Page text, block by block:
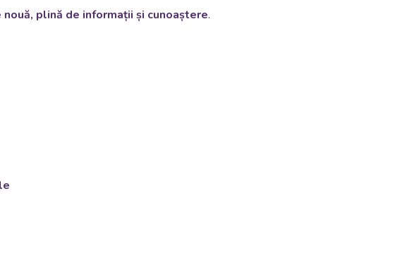
plină de informații și cunoaștere.